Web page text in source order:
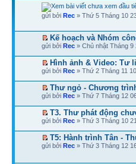
gửi bởi Rec » Thứ 5 Tháng 10
Kế hoạch và Nhóm
gửi bởi Rec » Chủ nhật Tháng 9
Hình ảnh & Video: Tư
gửi bởi Rec » Thứ 2 Tháng 11
Thư ngỏ - Chương
gửi bởi Rec » Thứ 7 Tháng 12
T3. Thư phát động
gửi bởi Rec » Thứ 3 Tháng 10
T5: Hành trình Tân -
gửi bởi Rec » Thứ 3 Tháng 12